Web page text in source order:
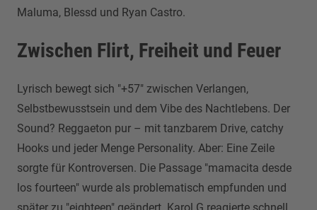
Maluma, Blessd und Ryan Castro.
Zwischen Flirt, Freiheit und Feuer
Lyrisch bewegt sich "+57" zwischen Verlangen,
Selbstbewusstsein und dem Vibe des Nachtlebens. Der
Sound? Reggaeton pur – mit tanzbarem Drive, catchy
Hooks und jeder Menge Personality. Aber: Eine Zeile
sorgte für Kontroversen. Die Passage "mamacita desde
los fourteen" wurde als problematisch empfunden und